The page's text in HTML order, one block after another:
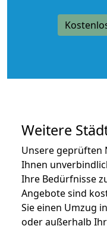
Weitere
Unsere geprüften
Ihnen
Ihre Bedürfnisse
Angebote sind
Sie einen Umzug
oder außerhalb